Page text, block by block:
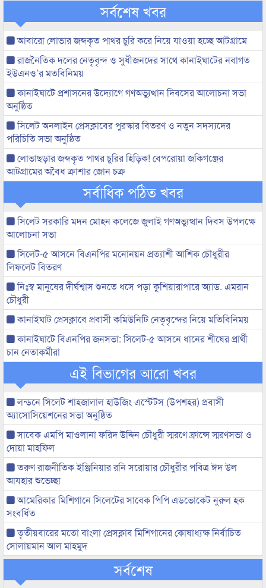
সর্বশেষ খবর
আবারো লোভার জব্দকৃত পাথর চুরি করে নিয়ে যাওয়া হচ্ছে আটগ্রামে
রাজনৈতিক দলের নেতৃবৃন্দ ও সুধীজনদের সাথে কানাইঘাটের নবাগত
ইউএনও’র মতবিনিময়
কানাইঘাটে প্রশাসনের উদ্যোগে গণঅভ্যুত্থান দিবসের আলোচনা সভা
অনুষ্ঠিত
সিলেট অনলাইন প্রেসক্লাবের পুরস্কার বিতরণ ও নতুন সদস্যদের
পরিচিতি সভা অনুষ্ঠিত
লোভাছড়ার জব্দকৃত পাথর চুরির হিড়িক! বেপরোয়া জকিগঞ্জের
আটগ্রামের অবৈধ ক্রাশার জোন চক্র
সর্বাধিক পঠিত খবর
সিলেট সরকারি মদন মোহন কলেজে জুলাই গণঅভ্যুত্থান দিবস উপলক্ষে
আলোচনা সভা
সিলেট-৫ আসনে বিএনপির মনোনয়ন প্রত্যাশী আশিক চৌধুরীর
লিফলেট বিতরণ
নিঃস্ব মানুষের দীর্ঘশ্বাস শুনতে ধসে পড়া কুশিয়ারাপারে অ্যাড. এমরান
চৌধুরী
কানাইঘাট প্রেসক্লাবে প্রবাসী কমিউনিটি নেতৃবৃন্দের নিয়ে মতিবিনিময়
কানাইঘাটে বিএনপির জনসভা: সিলেট-৫ আসনে ধানের শীষের প্রার্থী
চান নেতাকর্মীরা
এই বিভাগের আরো খবর
লন্ডনে সিলেট শাহজালাল হাউজিং এস্টেটস (উপশহর) প্রবাসী
অ্যাসোসিয়েশনের সভা অনুষ্ঠিত
সাবেক এমপি মাওলানা ফরিদ উদ্দিন চৌধুরী স্মরণে ফ্রান্সে স্মরণসভা ও
দোয়া মাহফিল
তরুণ রাজনীতিক ইঞ্জিনিয়ার রনি সরোয়ার চৌধুরীর পবিত্র ঈদ উল
আযহার শুভেচ্ছা
আমেরিকার মিশিগানে সিলেটের সাবেক পিপি এডভোকেট নুরুল হক
সংবর্ধিত
তৃতীয়বারের মতো বাংলা প্রেসক্লাব মিশিগানের কোষাধ্যক্ষ নির্বাচিত
সোলায়মান আল মাহমুদ
সর্বশেষ